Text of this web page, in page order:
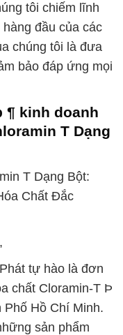
tôi chiếm lĩnh
đầu của các
chúng tôi là đưa
bảo đáp ứng mọi
¶ kinh doanh
T Dạng
T Dạng Bột:
Chất Đắc
tự hào là đơn
chất Cloramin-T Þ
Phố Hồ Chí Minh.
sản phẩm